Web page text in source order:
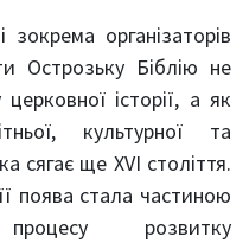
організаторів
Острозьку Біблію не
історії, а як
культурної та
сягає ще XVI століття.
поява стала частиною
процесу розвитку